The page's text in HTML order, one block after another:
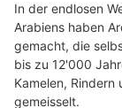
In der endlosen
Arabiens haben
gemacht, die
bis zu 12'000
Kamelen,
gemeisselt.